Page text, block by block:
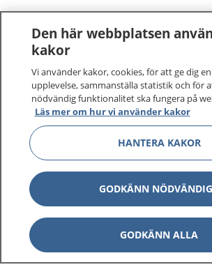
1177–tryggt om din
På 1177.se får du råd om hälsa och
sjukdomar och vilka mottagningar
Logga in för att läsa din journal och
vårdärenden. Ring telefonnummer
sjukvårdsrådgivning dygnet runt.
1177 ger dig råd när du vill må bättre.
Den här webbplatsen
kakor
Vi använder kakor, cookies, för att ge dig
upplevelse, sammanställa statistik och för
nödvändig funktionalitet ska fungera på
Läs mer om hur vi använder kakor
HANTERA KAKOR
GODKÄNN
GODKÄNN ALLA